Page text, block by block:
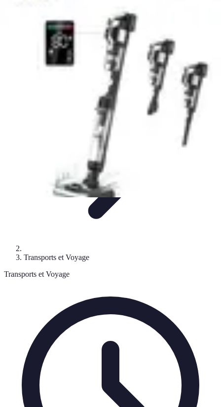
Cuisine et Alimentation
OrganisationProductivité
Astuces du Quotidien
Transports et Voyage
Transports et Voyage